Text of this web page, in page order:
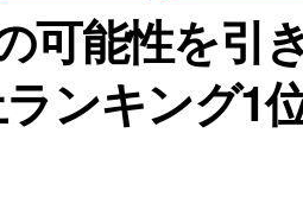
可能性を引
ンキング1